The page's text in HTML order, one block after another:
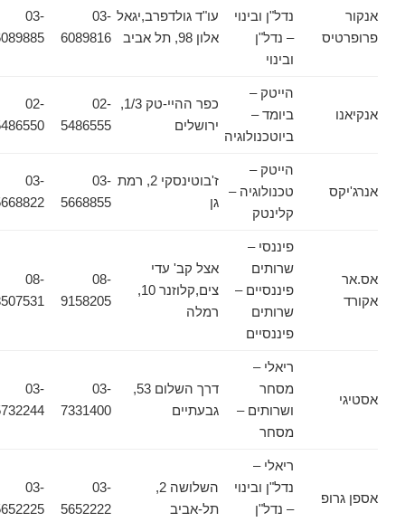
אנקור
פרופרטיס
נדל"ן ובינוי
– נדל"ן
ובינוי
עו"ד גולדפרב,יגאל
אלון 98, תל אביב
03-
6089816
03-
6089885
אנקיאנו
הייטק –
ביומד –
ביוטכנולוגיה
כפר ההיי-טק 1/3,
ירושלים
02-
5486555
02-
5486550
אנרג'יקס
הייטק –
טכנולוגיה –
קלינטק
ז'בוטינסקי 2, רמת 03-
5668855
03-
5668822
אס.אר
אקורד
פיננסי –
שרותים
פיננסיים –
שרותים
פיננסיים
אצל קב' עדי
צים,קלוזנר 10,
רמלה
08-
9158205
08-
8507531
אסטיגי
ריאלי –
מסחר
ושרותים –
מסחר
דרך השלום 53,
גבעתיים
03-
7331400
03-
5732244
אספן גרופ
ריאלי –
נדל"ן ובינוי
– נדל"ן
השלושה 2,
תל-אביב
03-
5652222
03-
5652225